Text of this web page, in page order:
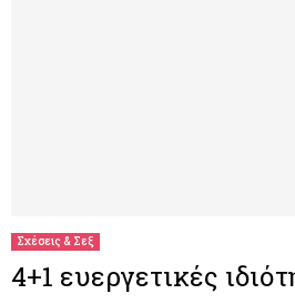
Σχέσεις & Σεξ
4+1 ευεργετικές